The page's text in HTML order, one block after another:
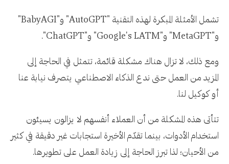
تشمل الأمثلة المبكرة لهذه التقنية "AutoGPT" و"BabyAGI"
و"MetaGPT" و"Google's LATM" و"ChatGPT".
ومع ذلك، لا تزال هناك مشكلة قائمة، تتمثل في الحاجة إلى
المزيد من العمل حتى ندع الذكاء الاصطناعي يتصرف نيابة عنا
أو كوكيل لنا.
تتأتى هذه المشكلة من أن العملاء أنفسهم لا يزالون يسيئون
استخدام الأدوات، بينما تقدّم الأخيرة استجابات غير دقيقة في كثير
من الأحيان؛ لذا تبرز الحاجة إلى زيادة العمل على تطويرها.